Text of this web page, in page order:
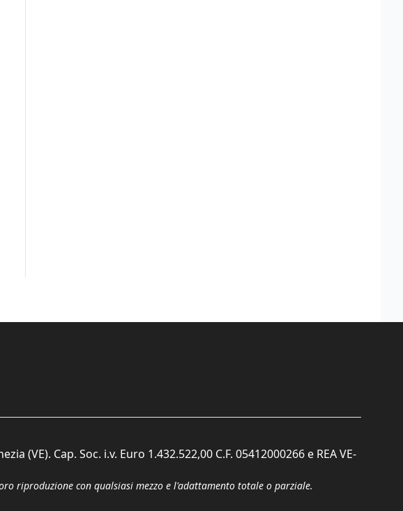
(VE). Cap. Soc. i.v. Euro 1.432.522,00 C.F. 05412000266 e REA VE-
riproduzione con qualsiasi mezzo e l'adattamento totale o parziale.